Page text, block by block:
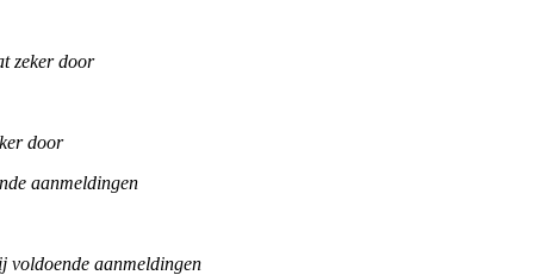
zeker door
door
aanmeldingen
voldoende aanmeldingen